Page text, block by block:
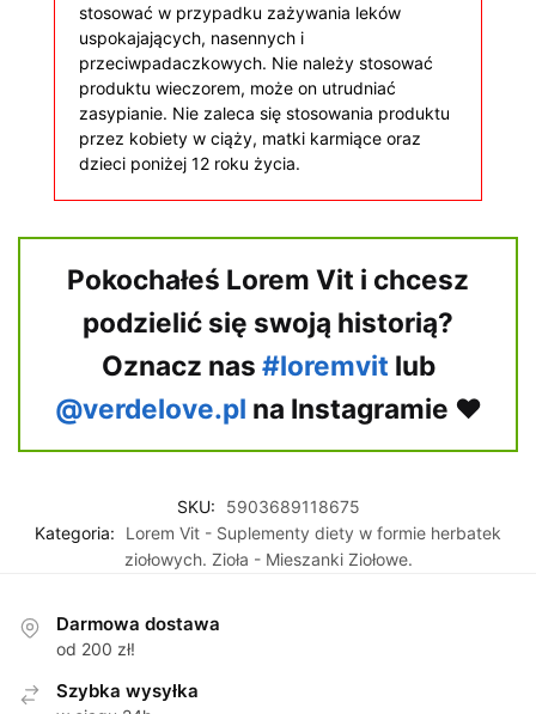
stosować w przypadku zażywania leków
uspokajających, nasennych i
przeciwpadaczkowych. Nie należy stosować
produktu wieczorem, może on utrudniać
zasypianie. Nie zaleca się stosowania produktu
przez kobiety w ciąży, matki karmiące oraz
dzieci poniżej 12 roku życia.
Pokochałeś Lorem Vit i chcesz
podzielić się swoją historią?
Oznacz nas #loremvit lub
@verdelove.pl na Instagramie ♥
SKU:
5903689118675
Kategoria:
Lorem Vit - Suplementy diety w formie herbatek
ziołowych. Zioła - Mieszanki Ziołowe.
Darmowa dostawa
od 200 zł!
Szybka wysyłka